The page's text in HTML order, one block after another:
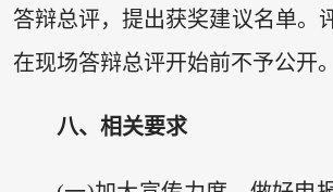
答辩总评，提出获奖建议名单。
在现场答辩总评开始前不予公开。
八、相关要求